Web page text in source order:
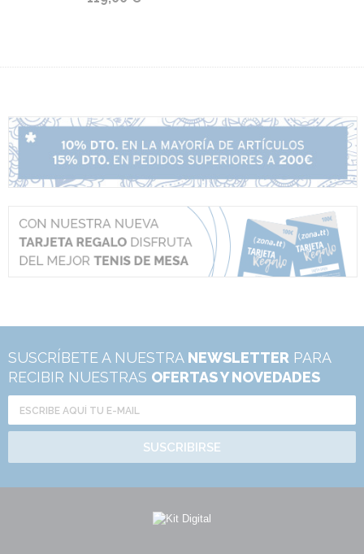
SUSCRÍBETE A NUESTRA NEWSLETTER PARA
RECIBIR NUESTRAS OFERTAS Y NOVEDADES
SUSCRIBIRSE